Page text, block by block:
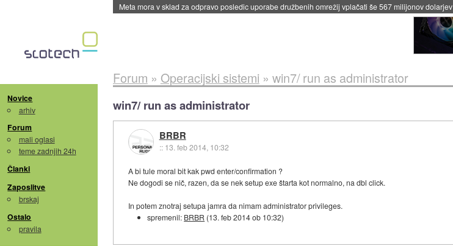
Meta mora v sklad za odpravo posledic uporabe družbenih omrežij vplačati še 567 milijonov dolarjev
Novice
arhiv
Forum
mali oglasi
teme zadnjih 24h
Članki
Zaposlitve
brskaj
Ostalo
pravila
Forum » Operacijski sistemi » win7/ run as administrator
win7/ run as administrator
BRBR
:: 13. feb 2014, 10:32
A bi tule moral bit kak pwd enter/confirmation ?
Ne dogodi se nič, razen, da se nek setup exe štarta kot normalno, na dbl click.
In potem znotraj setupa jamra da nimam administrator privileges.
spremenil: BRBR (13. feb 2014 ob 10:32)